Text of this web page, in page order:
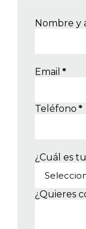
Nombre y
Email *
Teléfono *
¿Cuál es
¿Quieres